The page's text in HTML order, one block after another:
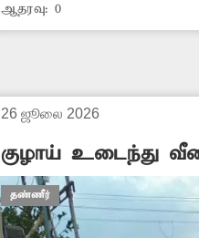
ஆதரவு: 0
26 ஜூலை 2026
குழாய் உடைந்து
தண்ணீர்